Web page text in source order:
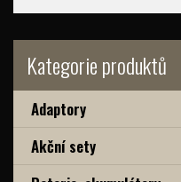
Kategorie produktů
Adaptory
Akční sety